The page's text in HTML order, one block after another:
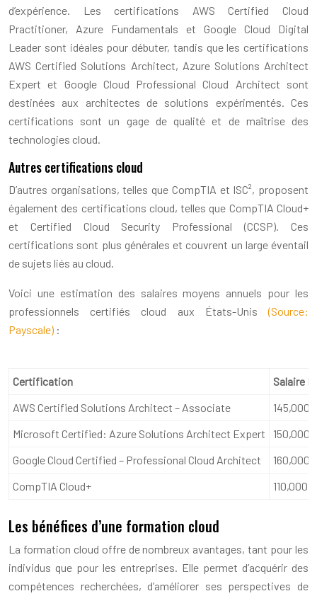
d’expérience. Les certifications AWS Certified Cloud
Practitioner, Azure Fundamentals et Google Cloud Digital
Leader sont idéales pour débuter, tandis que les certifications
AWS Certified Solutions Architect, Azure Solutions Architect
Expert et Google Cloud Professional Cloud Architect sont
destinées aux architectes de solutions expérimentés. Ces
certifications sont un gage de qualité et de maîtrise des
technologies cloud.
Autres certifications cloud
D’autres organisations, telles que CompTIA et ISC², proposent
également des certifications cloud, telles que CompTIA Cloud+
et Certified Cloud Security Professional (CCSP). Ces
certifications sont plus générales et couvrent un large éventail
de sujets liés au cloud.
Voici une estimation des salaires moyens annuels pour les
professionnels certifiés cloud aux États-Unis(Source:
Payscale) :
Certification
Salaire
AWS Certified Solutions Architect – Associate
145,000
Microsoft Certified: Azure Solutions Architect Expert
150,000
Google Cloud Certified – Professional Cloud Architect
160,000
CompTIA Cloud+
110,000
Les bénéfices d’une formation cloud
La formation cloud offre de nombreux avantages, tant pour les
individus que pour les entreprises. Elle permet d’acquérir des
compétences recherchées, d’améliorer ses perspectives de